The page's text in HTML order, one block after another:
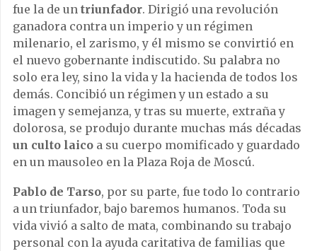
fue la de un triunfador. Dirigió una revolución
ganadora contra un imperio y un régimen
milenario, el zarismo, y él mismo se convirtió en
el nuevo gobernante indiscutido. Su palabra no
solo era ley, sino la vida y la hacienda de todos los
demás. Concibió un régimen y un estado a su
imagen y semejanza, y tras su muerte, extraña y
dolorosa, se produjo durante muchas más décadas
un culto laico a su cuerpo momificado y guardado
en un mausoleo en la Plaza Roja de Moscú.
Pablo de Tarso, por su parte, fue todo lo contrario
a un triunfador, bajo baremos humanos. Toda su
vida vivió a salto de mata, combinando su trabajo
personal con la ayuda caritativa de familias que